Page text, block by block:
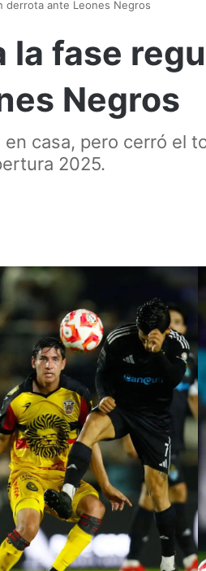
derrota ante Leones Negros
la fase
Negros
casa, pero cerró el
2025.